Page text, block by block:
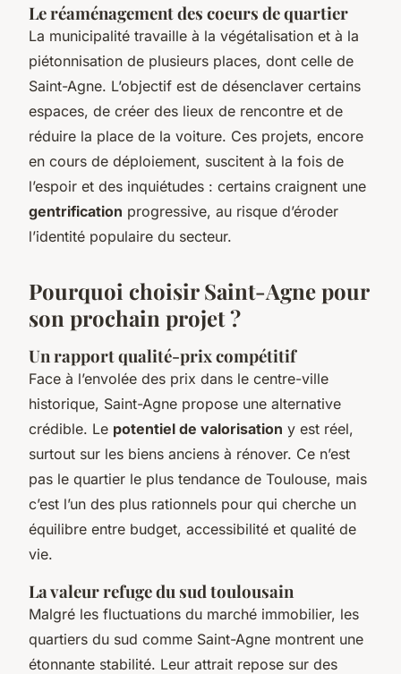
Le réaménagement des coeurs de quartier
La municipalité travaille à la végétalisation et à la
piétonnisation de plusieurs places, dont celle de
Saint-Agne. L’objectif est de désenclaver certains
espaces, de créer des lieux de rencontre et de
réduire la place de la voiture. Ces projets, encore
en cours de déploiement, suscitent à la fois de
l’espoir et des inquiétudes : certains craignent une
gentrification progressive, au risque d’éroder
l’identité populaire du secteur.
Pourquoi choisir Saint-Agne pour
son prochain projet ?
Un rapport qualité-prix compétitif
Face à l’envolée des prix dans le centre-ville
historique, Saint-Agne propose une alternative
crédible. Le potentiel de valorisation y est réel,
surtout sur les biens anciens à rénover. Ce n’est
pas le quartier le plus tendance de Toulouse, mais
c’est l’un des plus rationnels pour qui cherche un
équilibre entre budget, accessibilité et qualité de
vie.
La valeur refuge du sud toulousain
Malgré les fluctuations du marché immobilier, les
quartiers du sud comme Saint-Agne montrent une
étonnante stabilité. Leur attrait repose sur des